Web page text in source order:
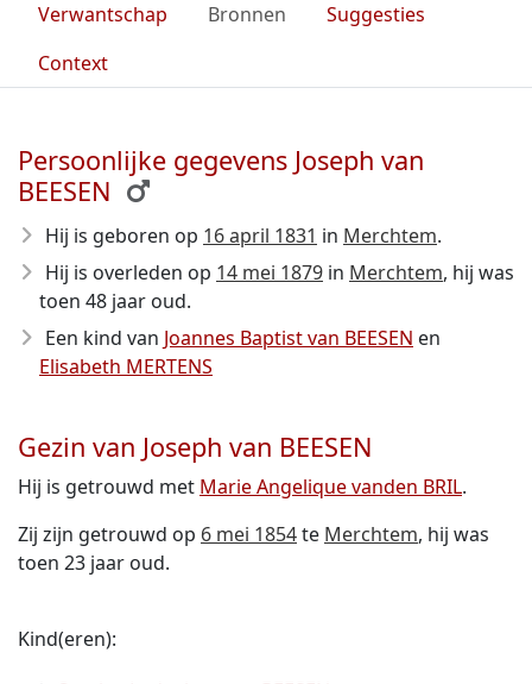
Verwantschap
Bronnen
Suggesties
Context
Persoonlijke gegevens Joseph van
BEESEN
Hij is geboren op 16 april 1831 in Merchtem.
Hij is overleden op 14 mei 1879 in Merchtem, hij was
toen 48 jaar oud.
Een kind van Joannes Baptist van BEESEN en
Elisabeth MERTENS
Gezin van Joseph van BEESEN
Hij is getrouwd met Marie Angelique vanden BRIL.
Zij zijn getrouwd op 6 mei 1854te Merchtem, hij was
toen 23 jaar oud.
Kind(eren):